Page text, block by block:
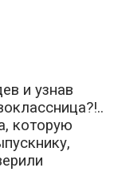
и узнав
которую